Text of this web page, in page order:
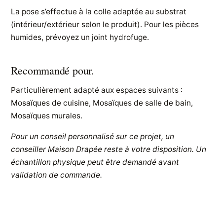
La pose s’effectue à la colle adaptée au substrat
(intérieur/extérieur selon le produit). Pour les pièces
humides, prévoyez un joint hydrofuge.
Recommandé pour.
Particulièrement adapté aux espaces suivants :
Mosaïques de cuisine, Mosaïques de salle de bain,
Mosaïques murales.
Pour un conseil personnalisé sur ce projet, un
conseiller Maison Drapée reste à votre disposition. Un
échantillon physique peut être demandé avant
validation de commande.